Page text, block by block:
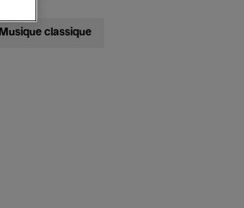
Musique classique